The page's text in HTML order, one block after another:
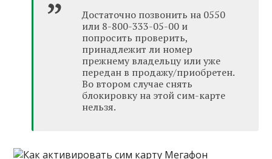
Достаточно позвонить на 0550
или 8-800-333-05-00 и
попросить проверить,
принадлежит ли номер
прежнему владельцу или уже
передан в продажу/приобретен.
Во втором случае снять
блокировку на этой сим-карте
нельзя.